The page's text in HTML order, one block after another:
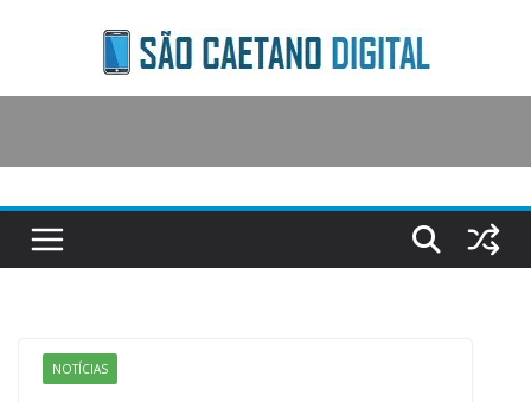
content
NOTÍCIAS